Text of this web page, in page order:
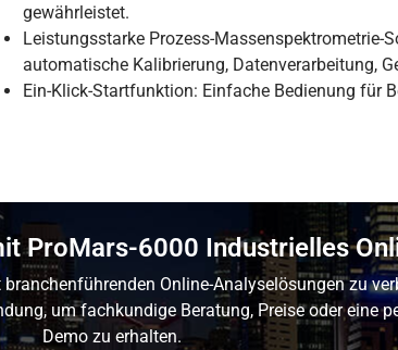
gewährleistet.
Leistungsstarke Prozess-Massenspektrometrie-
automatische Kalibrierung, Datenverarbeitung,
Ein-Klick-Startfunktion: Einfache Bedienung für
ProMars-6000 Industrielles
Online-Analyselösungen zu
um fachkundige Beratung, Preise oder eine
Demo zu erhalten.